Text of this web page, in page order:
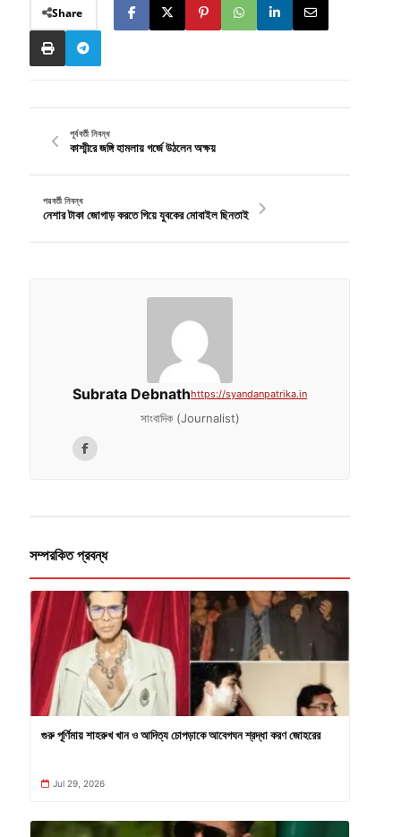
Share
পূর্ববর্তী নিবন্ধ
কাশ্মীরে জঙ্গি হামলায় গর্জে উঠলেন অক্ষয়
পরবর্তী নিবন্ধ
নেশার টাকা জোগাড় করতে গিয়ে যুবকের মোবাইল ছিনতাই
Subrata Debnathhttps://syandanpatrika.in
সাংবাদিক (Journalist)
সম্পরকিত প্রবন্ধ
গুরু পূর্ণিমায় শাহরুখ খান ও আদিত্য চোপড়াকে আবেগঘন শ্রদ্ধা করণ জোহরের
Jul 29, 2026